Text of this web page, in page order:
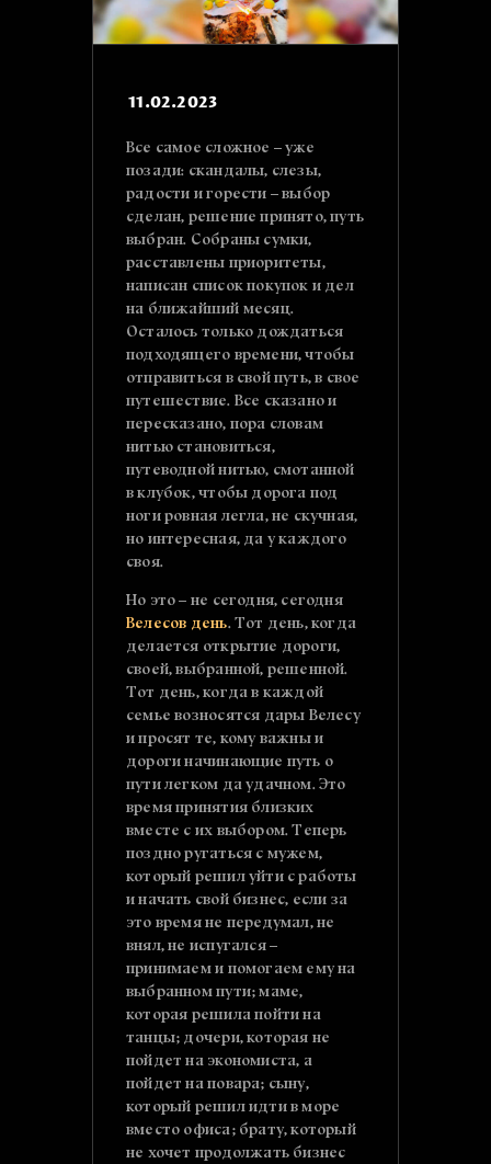
11.02.2023
Все самое сложное – уже
позади: скандалы, слезы,
радости и горести – выбор
сделан, решение принято, путь
выбран. Собраны сумки,
расставлены приоритеты,
написан список покупок и дел
на ближайший месяц.
Осталось только дождаться
подходящего времени, чтобы
отправиться в свой путь, в свое
путешествие. Все сказано и
пересказано, пора словам
нитью становиться,
путеводной нитью, смотанной
в клубок, чтобы дорога под
ноги ровная легла, не скучная,
но интересная, да у каждого
своя.
Но это – не сегодня, сегодня
Велесов день. Тот день, когда
делается открытие дороги,
своей, выбранной, решенной.
Тот день, когда в каждой
семье возносятся дары Велесу
и просят те, кому важны и
дороги начинающие путь о
пути легком да удачном. Это
время принятия близких
вместе с их выбором. Теперь
поздно ругаться с мужем,
который решил уйти с работы
и начать свой бизнес, если за
это время не передумал, не
внял, не испугался –
принимаем и помогаем ему на
выбранном пути; маме,
которая решила пойти на
танцы; дочери, которая не
пойдет на экономиста, а
пойдет на повара; сыну,
который решил идти в море
вместо офиса; брату, который
не хочет продолжать бизнес